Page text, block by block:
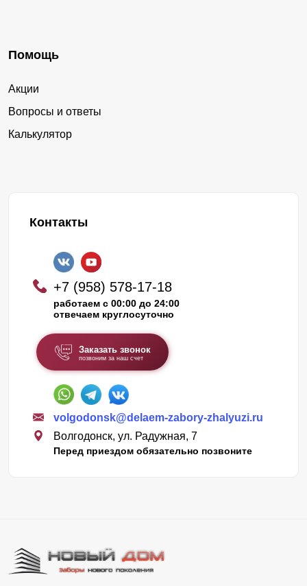
Помощь
Акции
Вопросы и ответы
Калькулятор
Контакты
+7 (958) 578-17-18
работаем с 00:00 до 24:00
отвечаем круглосуточно
Заказать звонок
позвоним за наш счет
volgodonsk@delaem-zabory-zhalyuzi.ru
Волгодонск, ул. Радужная, 7
Перед приездом обязательно позвоните